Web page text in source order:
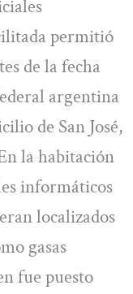
permitió
de la fecha
argentina
de San José,
la habitación
informáticos
localizados
gasas
fue puesto